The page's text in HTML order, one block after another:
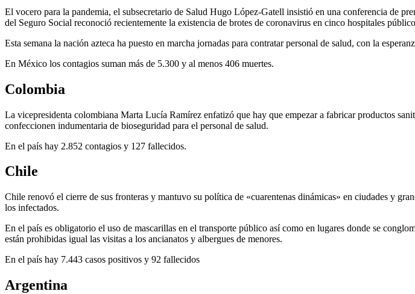
El vocero para la pandemia, el subsecretario de Salud Hugo López-Gatell insistió en una conferencia de
del Seguro Social reconoció recientemente la existencia de brotes de coronavirus en cinco hospitales
Esta semana la nación azteca ha puesto en marcha jornadas para contratar personal de salud, con la
En México los contagios suman más de 5.300 y al menos 406 muertes.
Colombia
La vicepresidenta colombiana Marta Lucía Ramírez enfatizó que hay que empezar a fabricar productos
confeccionen indumentaria de bioseguridad para el personal de salud.
En el país hay 2.852 contagios y 127 fallecidos.
Chile
Chile renovó el cierre de sus fronteras y mantuvo su política de «cuarentenas dinámicas» en ciudades y
los infectados.
En el país es obligatorio el uso de mascarillas en el transporte público así como en lugares donde se
están prohibidas igual las visitas a los ancianatos y albergues de menores.
En el país hay 7.443 casos positivos y 92 fallecidos
Argentina